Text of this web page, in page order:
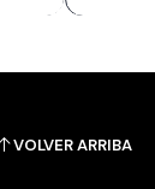
VOLVER ARRIBA